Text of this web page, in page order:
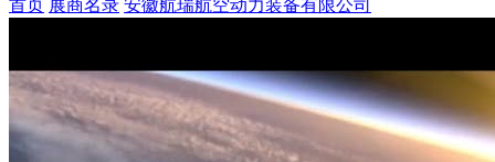
首页 展商名录 安徽航瑞航空动力装备有限公司